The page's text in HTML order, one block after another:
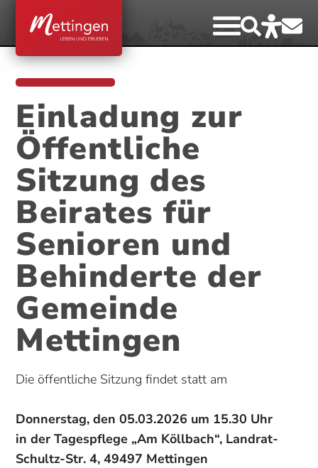
Einladung zur
Öffentliche
Sitzung des
Beirates für
Senioren und
Behinderte der
Gemeinde
Mettingen
Die öffentliche Sitzung findet statt am
Donnerstag, den 05.03.2026 um 15.30 Uhr
in der Tagespflege „Am Köllbach“, Landrat-
Schultz-Str. 4, 49497 Mettingen